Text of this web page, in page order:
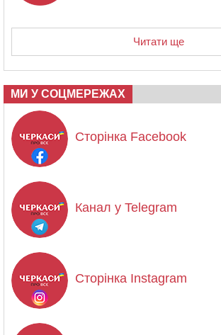
Читати ще
МИ У СОЦМЕРЕЖАХ
Сторінка Facebook
Канал у Telegram
Сторінка Instagram